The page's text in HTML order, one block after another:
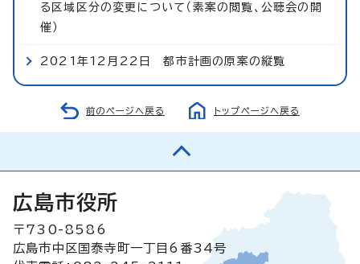
る区域区分の変更について（素案の閲覧、公聴会の開
催）
2021年12月22日 都市計画の原案の縦覧
前のページへ戻る トップページへ戻る
広島市役所
〒730-8586
広島市中区国泰寺町一丁目6番34号